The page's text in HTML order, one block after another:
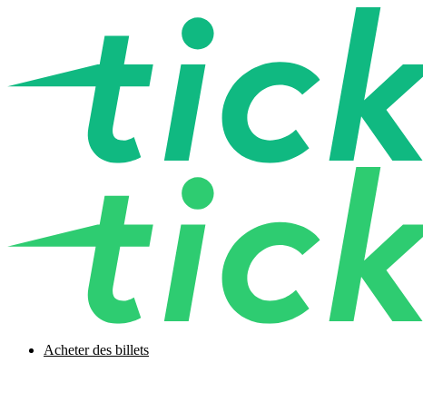
Acheter des billets